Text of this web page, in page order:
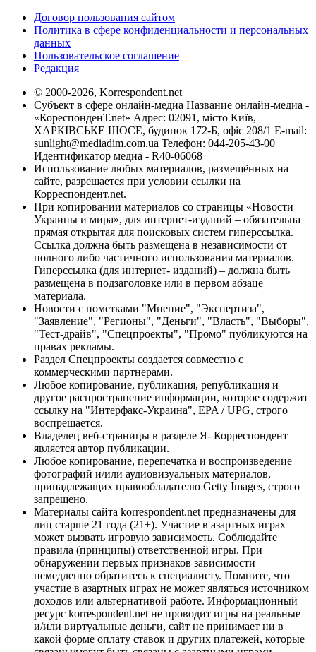
Договор пользования сайтом
Политика в сфере конфиденциальности и персональных
данных
Пользовательское соглашение
Редакция
© 2000-2026, Korrespondent.net
Субъект в сфере онлайн-медиа Название онлайн-медиа -
«КореспонденТ.net» Адрес: 02091, місто Київ,
ХАРКІВСЬКЕ ШОСЕ, будинок 172-Б, офіс 208/1 E-mail:
sunlight@mediadim.com.ua Телефон: 044-205-43-00
Идентификатор медиа - R40-06068
Использование любых материалов, размещённых на
сайте, разрешается при условии ссылки на
Корреспондент.net.
При копировании материалов со страницы «Новости
Украины и мира», для интернет-изданий – обязательна
прямая открытая для поисковых систем гиперссылка.
Ссылка должна быть размещена в независимости от
полного либо частичного использования материалов.
Гиперссылка (для интернет- изданий) – должна быть
размещена в подзаголовке или в первом абзаце
материала.
Новости с пометками "Мнение", "Экспертиза",
"Заявление", "Регионы", "Деньги", "Власть", "Выборы",
"Тест-драйв", "Спецпроекты", "Промо" публикуются на
правах рекламы.
Раздел Спецпроекты создается совместно с
коммерческими партнерами.
Любое копирование, публикация, републикация и
другое распространение информации, которое содержит
ссылку на "Интерфакс-Украина", EPA / UPG, строго
воспрещается.
Владелец веб-страницы в разделе Я- Корреспондент
является автор публикации.
Любое копирование, перепечатка и воспроизведение
фотографий и/или аудиовизуальных материалов,
принадлежащих правообладателю Getty Images, строго
запрещено.
Материалы сайта korrespondent.net предназначены для
лиц старше 21 года (21+). Участие в азартных играх
может вызвать игровую зависимость. Соблюдайте
правила (принципы) ответственной игры. При
обнаружении первых признаков зависимости
немедленно обратитесь к специалисту. Помните, что
участие в азартных играх не может являться источником
доходов или альтернативой работе. Информационный
ресурс korrespondent.net не проводит игры на реальные
и/или виртуальные деньги, сайт не принимает ни в
какой форме оплату ставок и других платежей, которые